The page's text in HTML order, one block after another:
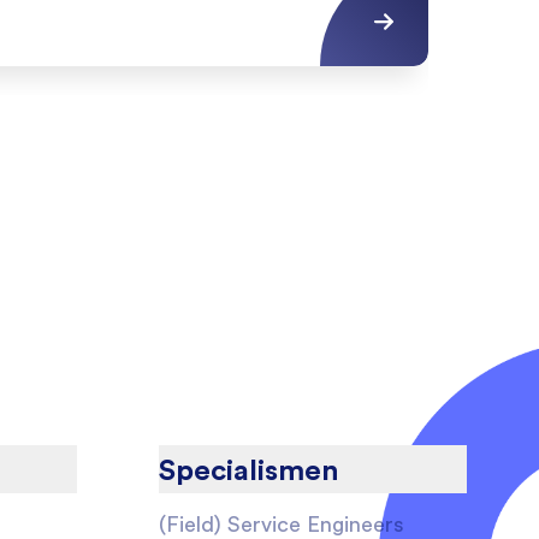
Specialismen
(Field) Service Engineers